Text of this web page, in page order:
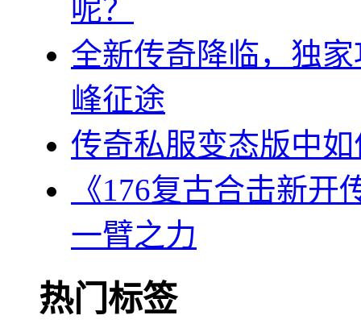
呢？
全新传奇降临，独
峰征途
传奇私服变态版中
《176复古合击新
一臂之力
热门标签